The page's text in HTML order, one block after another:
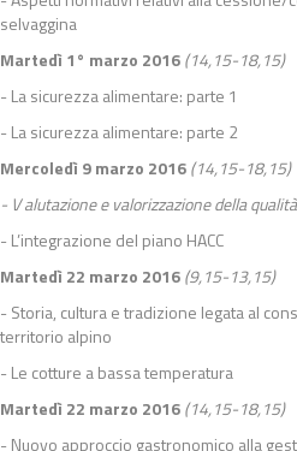
selvaggina
Martedì 1° marzo 2016(14,15-18,15)
- La sicurezza alimentare: parte 1
- La sicurezza alimentare: parte 2
Mercoledì 9 marzo 2016(14,15-18,15)
- Valutazione e valorizzazione della
- L’integrazione del piano HACC
Martedì 22 marzo 2016(9,15-13,15)
- Storia, cultura e tradizione legata al
territorio alpino
- Le cotture a bassa temperatura
Martedì 22 marzo 2016(14,15-18,15)
- Nuovo approccio gastronomico alla